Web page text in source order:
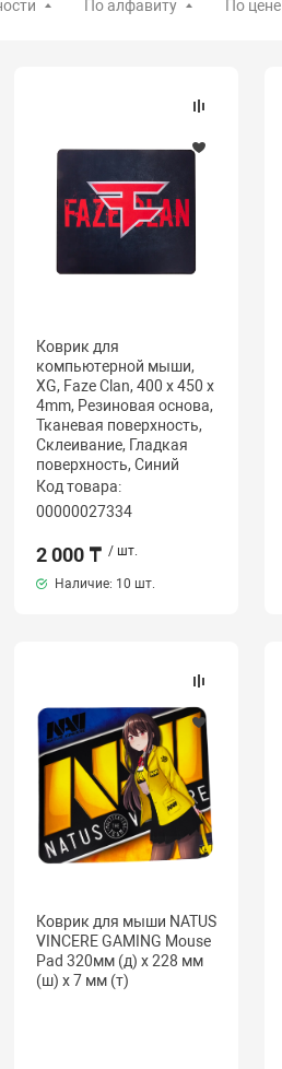
По алфавиту По цене
Коврик для
компьютерной мыши,
XG, Faze Clan, 400 x 450 x
4mm, Резиновая основа,
Тканевая поверхность,
Склеивание, Гладкая
поверхность, Синий
Код товара:
00000027334
2 000 ₸ / шт.
Наличие: 10 шт.
Коврик для мыши NATUS
VINCERE GAMING Mouse
Pad 320мм (д) х 228 мм
(ш) х 7 мм (т)